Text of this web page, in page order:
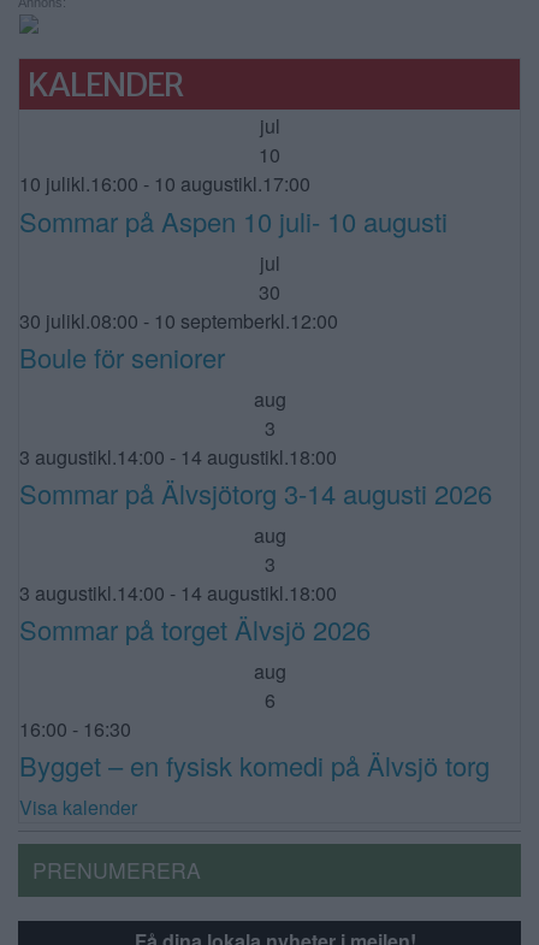
KALENDER
jul
10
10 julikl.16:00 - 10 augustikl.17:00
Sommar på Aspen 10 juli- 10 augusti
jul
30
30 julikl.08:00 - 10 septemberkl.12:00
Boule för seniorer
aug
3
3 augustikl.14:00 - 14 augustikl.18:00
Sommar på Älvsjötorg 3-14 augusti 2026
aug
3
3 augustikl.14:00 - 14 augustikl.18:00
Sommar på torget Älvsjö 2026
aug
6
16:00 - 16:30
Bygget – en fysisk komedi på Älvsjö torg
Visa kalender
PRENUMERERA